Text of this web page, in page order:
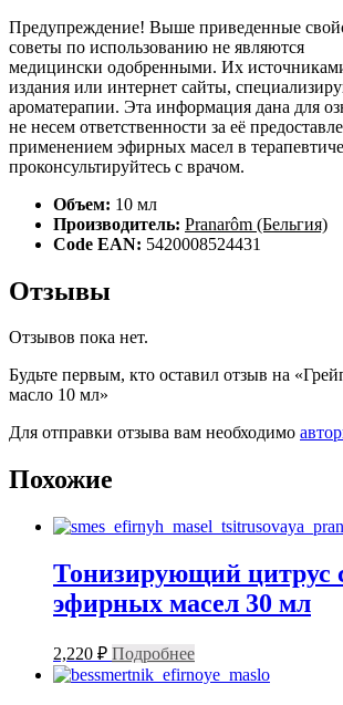
Предупреждение! Выше приведенные
советы по использованию не являются
медицински одобренными. Их
издания или интернет сайты,
ароматерапии. Эта информация дана для
не несем ответственности за её
применением эфирных масел в
проконсультируйтесь с врачом.
Объем: 10 мл
Производитель: Pranarôm (Бельгия)
Code EAN: 5420008524431
Отзывы
Отзывов пока нет.
Будьте первым, кто оставил отзыв на
масло 10 мл»
Для отправки отзыва вам необходимо
Похожие
Тонизирующий цитрус
эфирных масел 30 мл
2,220 ₽ Подробнее